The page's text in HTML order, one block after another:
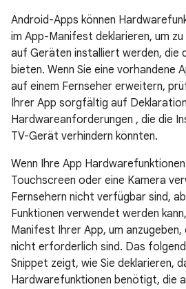
Android-Apps können
im App-Manifest deklarieren, um
auf Geräten installiert werden, die
bieten. Wenn Sie eine vorhandene
auf einem Fernseher erweitern,
Ihrer App sorgfältig auf
Hardwareanforderungen , die die
TV-Gerät verhindern könnten.
Wenn Ihre App
Touchscreen oder eine Kamera
Fernsehern nicht verfügbar sind,
Funktionen verwendet werden
Manifest Ihrer App, um anzugeben,
nicht erforderlich sind. Das
Snippet zeigt, wie Sie deklarieren,
Hardwarefunktionen benötigt, die